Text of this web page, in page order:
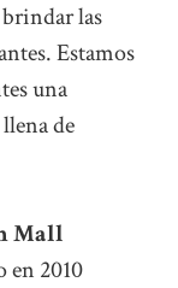
las
Estamos
una
de
Mall
en 2010